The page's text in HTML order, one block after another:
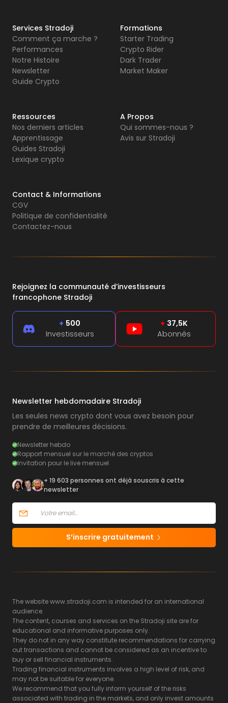
Services Stradoji
Comment ça marche ?
Performances
Notre Histoire
Newsletter
Guide Crypto
Formations
Starter Trading
Crypto Rider
Dark Trader
Market Maker
Ressources
Nos derniers articles
Apprentissage
Guides Stradoji
Lexique crypto
A Propos
Qui sommes-nous ?
Avis sur Stradoji
Contact & Informations
CGV
Politique de confidentialité
Contactez-nous
Rejoignez la communauté d’investisseurs
francophone Stradoji
+ 500
Investisseurs
+ 37,5K
Abonnés
Newsletter hebdomadaire Stradoji
Les seules news crypto dont vous avez besoin pour
prendre de meilleures décisions.
Newsletter hebdo
Rapport mensuel sur le marché des cryptos
Invitation pour le live mensuel
+ 19 603 personnes ont déjà souscris à cette
newsletter
S’inscrire gratuitement
The website www.stradoji.com is intended for an international
audience.
The content, courses and services on the Stradoji site are for
educational and informative purposes only.
They do not in any way constitute recommendations for carrying
out transactions and cannot be considered as an incentive to
buy or sell financial instruments.
Trading financial instruments involves a high level of risk, and
may not be suitable for everyone.
We recommend that you fully inform yourself of the risks
associated with trading in the markets, and only invest amounts